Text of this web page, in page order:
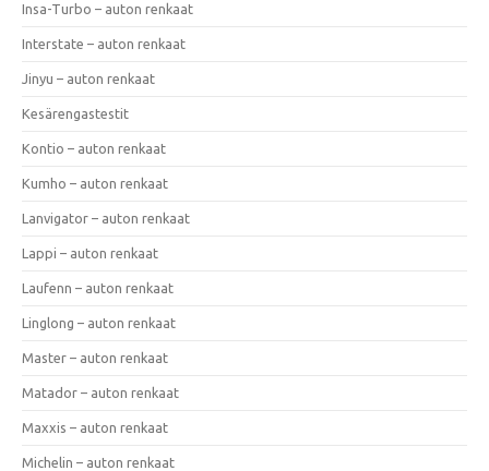
Insa-Turbo – auton renkaat
Interstate – auton renkaat
Jinyu – auton renkaat
Kesärengastestit
Kontio – auton renkaat
Kumho – auton renkaat
Lanvigator – auton renkaat
Lappi – auton renkaat
Laufenn – auton renkaat
Linglong – auton renkaat
Master – auton renkaat
Matador – auton renkaat
Maxxis – auton renkaat
Michelin – auton renkaat